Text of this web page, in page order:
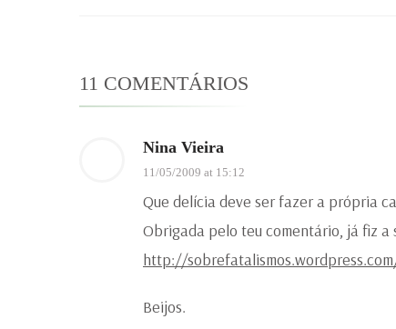
11 COMENTÁRIOS
Nina Vieira
11/05/2009 at 15:12
Que delícia deve ser fazer a própria
Obrigada pelo teu comentário, já fiz
http://
Beijos.